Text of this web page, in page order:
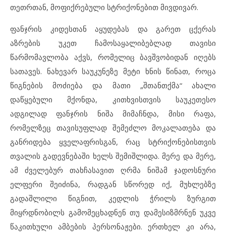
თეთრთან, მოფიქრებული სტრიქონებით მივდივარ.
ფანჯრის კიდესთან აყუდებას და გარეთ ცქერას
აზრების უკეთ ჩამოსაყალიბებლად თავისი
წარმომავლობა აქვს, რომელიც ბავშვობიდან იღებს
სათავეს. ნახევარ საუკუნეზე მეტი ხნის წინათ, როცა
წიგნების მოძიება და მათი „შთანთქმა“ ახალი
დაწყებული მქონდა, კითხვისთვის საუკეთესო
ადგილად ფანჯრის ნიშა მიმაჩნდა, მისი რაფა,
რომელზეც თავისუფლად შემეძლო მოკალათება და
განრიდება ყველაფრისგან, რაც სტრიქონებისთვის
თვალის გადევნებაში ხელს შემიშლიდა. მერე და მერე,
ამ ძველებურ თახჩასავით ღრმა ნიშამ ჯადოსნური
ელფერი შეიძინა, რადგან სწორედ იქ, მუხლებზე
გადაშლილი წიგნით, კედლის ჭრილს ზურგით
მიყრდნობილს გამომეცხადნენ თუ დამესიზმრნენ უკვე
წაკითხული ამბების პერსონაჟები. ერთხელ კი არა,